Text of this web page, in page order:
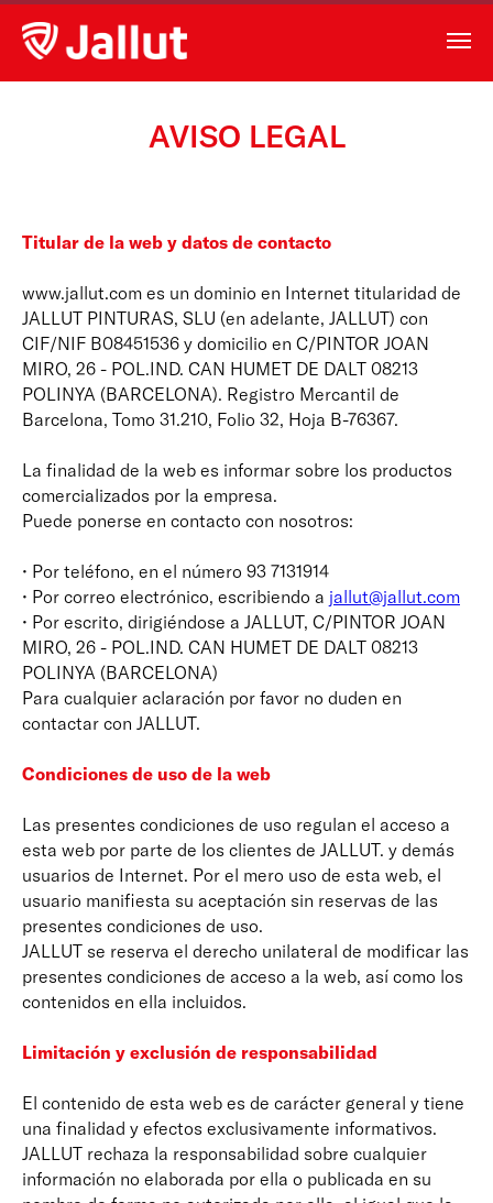
AVISO LEGAL
Titular de la web y datos de contacto
www.jallut.com es un dominio en Internet titularidad de
JALLUT PINTURAS, SLU (en adelante, JALLUT) con
CIF/NIF B08451536 y domicilio en C/PINTOR JOAN
MIRO, 26 - POL.IND. CAN HUMET DE DALT 08213
POLINYA (BARCELONA). Registro Mercantil de
Barcelona, Tomo 31.210, Folio 32, Hoja B-76367.
La finalidad de la web es informar sobre los productos
comercializados por la empresa.
Puede ponerse en contacto con nosotros:
• Por teléfono, en el número 93 7131914
• Por correo electrónico, escribiendo a jallut@jallut.com
• Por escrito, dirigiéndose a JALLUT, C/PINTOR JOAN
MIRO, 26 - POL.IND. CAN HUMET DE DALT 08213
POLINYA (BARCELONA)
Para cualquier aclaración por favor no duden en
contactar con JALLUT.
Condiciones de uso de la web
Las presentes condiciones de uso regulan el acceso a
esta web por parte de los clientes de JALLUT. y demás
usuarios de Internet. Por el mero uso de esta web, el
usuario manifiesta su aceptación sin reservas de las
presentes condiciones de uso.
JALLUT se reserva el derecho unilateral de modificar las
presentes condiciones de acceso a la web, así como los
contenidos en ella incluidos.
Limitación y exclusión de responsabilidad
El contenido de esta web es de carácter general y tiene
una finalidad y efectos exclusivamente informativos.
JALLUT rechaza la responsabilidad sobre cualquier
información no elaborada por ella o publicada en su